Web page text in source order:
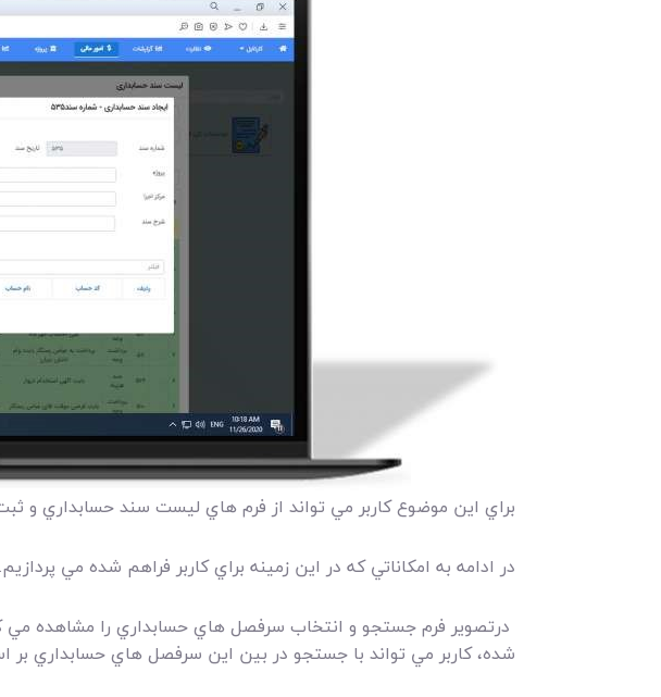
براي اين موضوع کاربر مي تواند از فرم هاي ليست سند حسابداري و
در ادامه به امکاناتي که در اين زمينه براي کاربر فراهم شده مي پردازيم.
شده، کاربر مي تواند با جستجو در بين اين سرفصل هاي حسابداري